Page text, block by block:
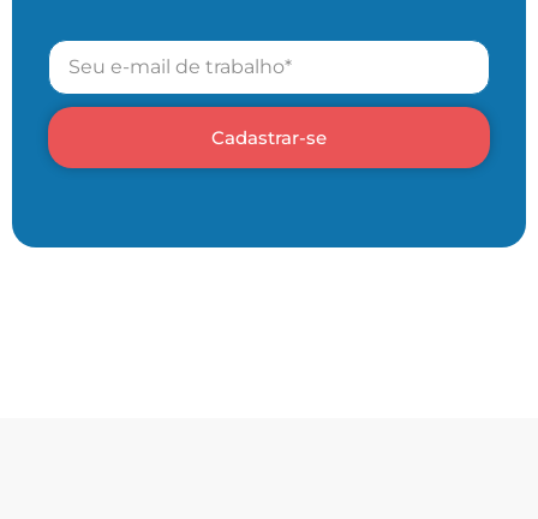
Cadastrar-se